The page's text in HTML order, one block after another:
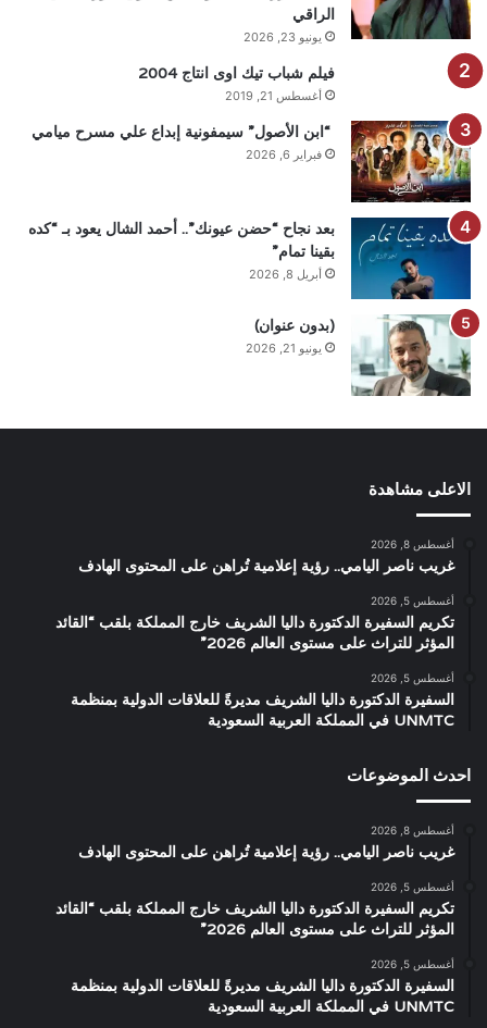
الراقي
يونيو 23, 2026
فيلم شباب تيك اوى انتاج 2004
أغسطس 21, 2019
“ابن الأصول” سيمفونية إبداع علي مسرح ميامي
فبراير 6, 2026
بعد نجاح “حضن عيونك”.. أحمد الشال يعود بـ “كده
بقينا تمام”
أبريل 8, 2026
(بدون عنوان)
يونيو 21, 2026
الاعلى مشاهدة
أغسطس 8, 2026
غريب ناصر اليامي.. رؤية إعلامية تُراهن على المحتوى الهادف
أغسطس 5, 2026
تكريم السفيرة الدكتورة داليا الشريف خارج المملكة بلقب “القائد
المؤثر للتراث على مستوى العالم 2026”
أغسطس 5, 2026
السفيرة الدكتورة داليا الشريف مديرةً للعلاقات الدولية بمنظمة
UNMTC في المملكة العربية السعودية
احدث الموضوعات
أغسطس 8, 2026
غريب ناصر اليامي.. رؤية إعلامية تُراهن على المحتوى الهادف
أغسطس 5, 2026
تكريم السفيرة الدكتورة داليا الشريف خارج المملكة بلقب “القائد
المؤثر للتراث على مستوى العالم 2026”
أغسطس 5, 2026
السفيرة الدكتورة داليا الشريف مديرةً للعلاقات الدولية بمنظمة
UNMTC في المملكة العربية السعودية